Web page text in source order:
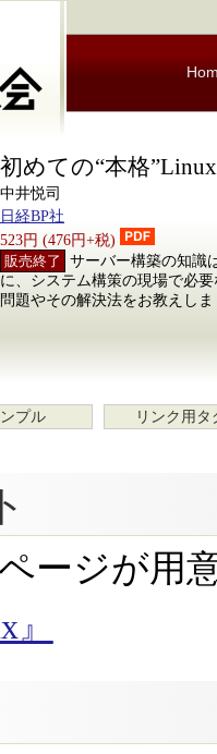
初めての“本格
中井悦司
日経BP社
523円 (476円+税)
販売終了
サーバー構築の知識
に、システム構策の現場で必
問題やその解決法をお教えし
プル リンク用タ
ージが用